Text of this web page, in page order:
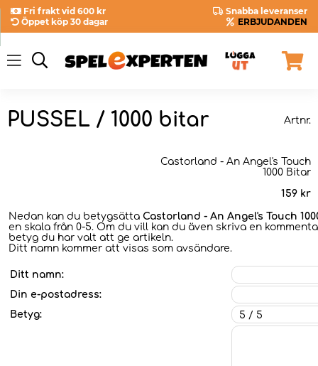
Fri frakt vid 600 kr
Snabba leveranser
Öppet köp 30 dagar
ERBJUDANDEN
PUSSEL / 1000 bitar Artnr.
Castorland - An Angel's Touch
1000 Bitar
159 kr
Nedan kan du betygsätta Castorland - An Angel's Touch
en skala från 0-5. Om du vill kan du även skriva en
betyg du har valt att ge artikeln.
Ditt namn kommer att visas som avsändare.
Ditt namn:
Din e-postadress:
Betyg: